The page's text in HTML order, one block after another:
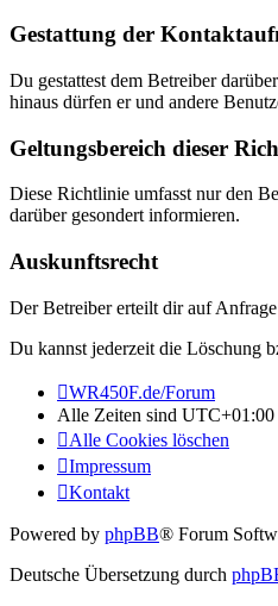
Gestattung der
Du gestattest dem Betreiber
hinaus dürfen er und andere
Geltungsbereich dieser
Diese Richtlinie umfasst nur den
darüber gesondert informieren.
Auskunftsrecht
Der Betreiber erteilt dir auf
Du kannst jederzeit die Löschung
WR450F.de/Forum
Alle Zeiten sind UTC+01:00
Alle Cookies löschen
Impressum
Kontakt
Powered by phpBB® Forum
Deutsche Übersetzung durch